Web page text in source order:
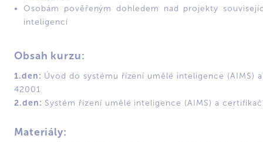
Osobám pověřeným dohledem nad projekty
inteligencí
Obsah kurzu:
1.den: Úvod do systému řízení umělé inteligence (AIMS)
42001
2.den: Systém řízení umělé inteligence (AIMS) a
Materiály: